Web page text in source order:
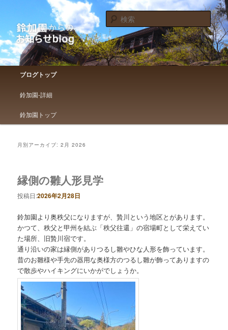
鈴加園からのお知らせブログ
鈴加園からのお知らせです
検
索
メインメニュー
メインコンテンツへ移動
サブコンテンツへ移動
ブログトップ
鈴加園-詳細
鈴加園トップ
月別アーカイブ:2月 2026
縁側の雛人形見学
投稿日:2026年2月28日
鈴加園より奥秩父になりますが、贄川という地区とがあります。
かつて、秩父と甲州を結ぶ「秩父往還」の宿場町として栄えてい
た場所、旧贄川宿です。
通り沿いの家は縁側がありつるし雛やひな人形を飾っています。
昔のお雛様や手先の器用な奥様方のつるし雛が飾ってありますの
で散歩やハイキングにいかがでしょうか。